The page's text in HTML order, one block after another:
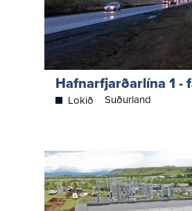
Hafnarfjarðarlína 1 -
Lokið Suðurland